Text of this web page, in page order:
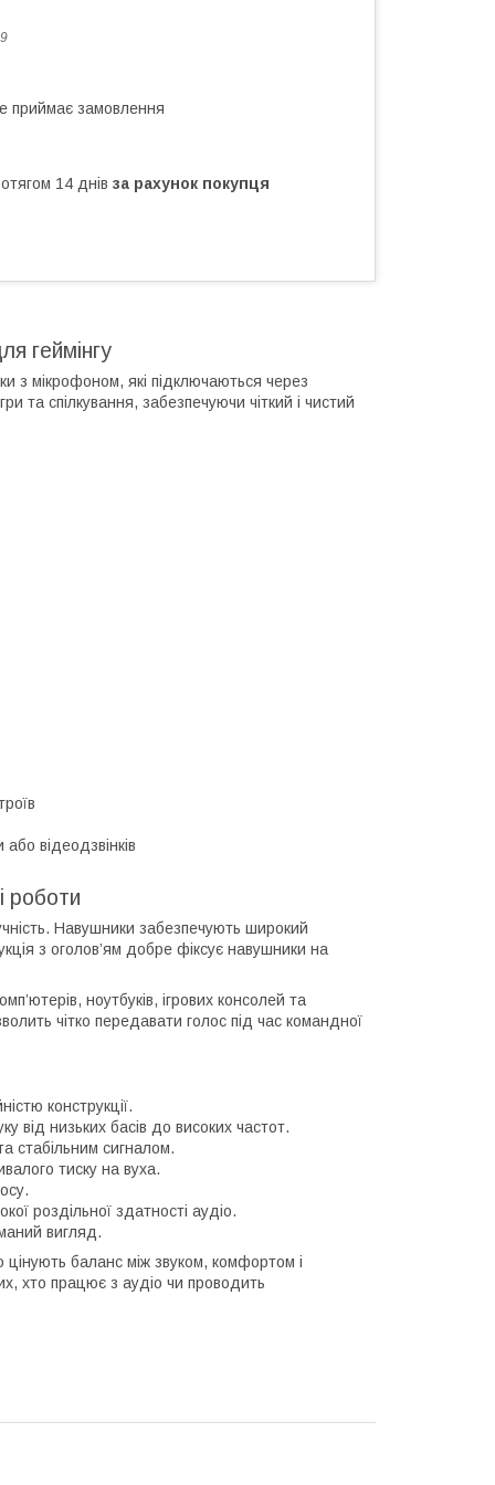
приймає замовлення
14 днів за рахунок покупця
геймінгу
з мікрофоном, які підключаються через
та спілкування, забезпечуючи чіткий і чистий
відеодзвінків
роботи
Навушники забезпечують широкий
з оголов’ям добре фіксує навушники на
ноутбуків, ігрових консолей та
чітко передавати голос під час командної
конструкції.
від низьких басів до високих частот.
стабільним сигналом.
тиску на вуха.
роздільної здатності аудіо.
вигляд.
баланс між звуком, комфортом і
хто працює з аудіо чи проводить